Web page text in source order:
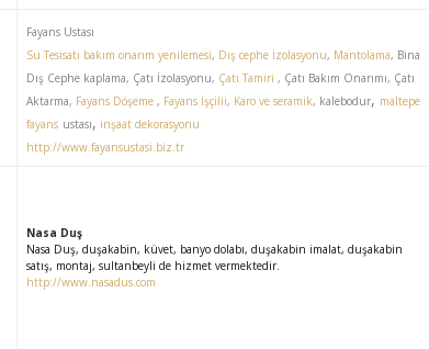
Fayans Ustası
Su Tesisatı bakım onarım yenilemesi, Dış cephe İzolasyonu, Mantolama, Bina
Dış Cephe kaplama, Çatı İzolasyonu, Çatı Tamiri , Çatı Bakım Onarımı, Çatı
Aktarma, Fayans Döşeme , Fayans İşçilii, Karo ve seramik, kalebodur, maltepe
fayans ustası, inşaat dekorasyonu
http://www.fayansustasi.biz.tr
Nasa Duş
Nasa Duş, duşakabin, küvet, banyo dolabı, duşakabin imalat, duşakabin
satış, montaj, sultanbeyli de hizmet vermektedir.
http://www.nasadus.com